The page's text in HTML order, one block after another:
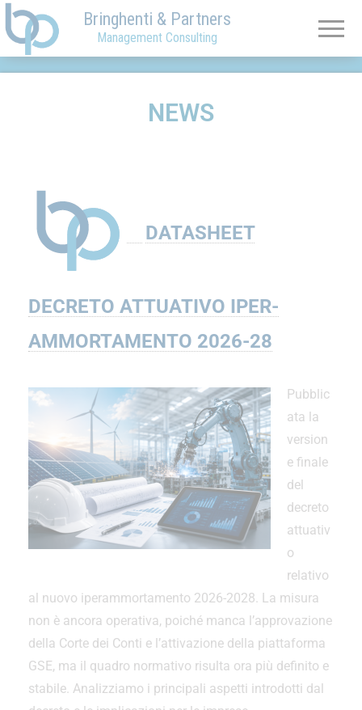
Bringhenti & Partners
Management Consulting
NEWS
DATASHEET
DECRETO ATTUATIVO IPER-
AMMORTAMENTO 2026-28
Pubblic
ata la
version
e finale
del
decreto
attuativ
o
relativo
al nuovo iperammortamento 2026-2028. La misura
non è ancora operativa, poiché manca l’approvazione
della Corte dei Conti e l’attivazione della piattaforma
GSE, ma il quadro normativo risulta ora più definito e
stabile. Analizziamo i principali aspetti introdotti dal
×